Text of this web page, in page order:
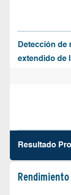
Detección de
extendido de
Resultado
Rendimiento